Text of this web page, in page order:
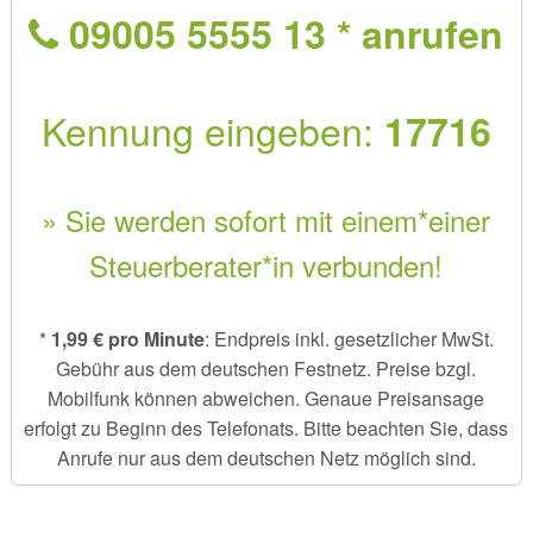
09005 5555 13 * anrufen
Kennung eingeben: 17716
» Sie werden sofort mit einem*einer
Steuerberater*in verbunden!
* 1,99 € pro Minute: Endpreis inkl. gesetzlicher MwSt.
Gebühr aus dem deutschen Festnetz. Preise bzgl.
Mobilfunk können abweichen. Genaue Preisansage
erfolgt zu Beginn des Telefonats. Bitte beachten Sie, dass
Anrufe nur aus dem deutschen Netz möglich sind.